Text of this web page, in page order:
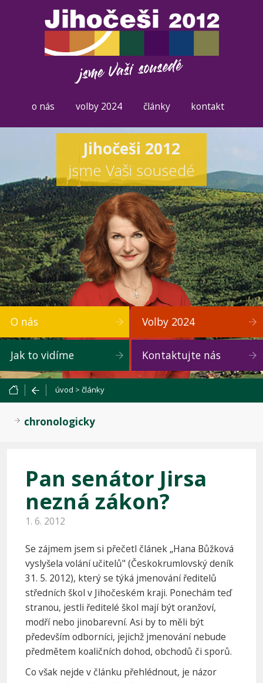
o nás volby 2024 články kontakt
Jihočeši 2012
jsme Vaši sousedé
O nás Volby 2024
Jak to vidíme Kontaktujte nás
úvod > články
chronologicky
Pan senátor Jirsa
nezná zákon?
1. 6. 2012
Se zájmem jsem si přečetl článek „Hana Bůžková
vyslyšela volání učitelů" (Českokrumlovský deník
31. 5. 2012), který se týká jmenování ředitelů
středních škol v Jihočeském kraji. Ponechám teď
stranou, jestli ředitelé škol mají být oranžoví,
modří nebo jinobarevní. Asi by to měli být
především odborníci, jejichž jmenování nebude
předmětem koaličních dohod, obchodů či sporů.
Co však nejde v článku přehlédnout, je názor